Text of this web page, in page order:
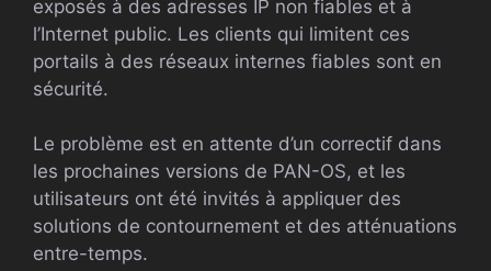
exposés à des adresses IP non fiables et à
l’Internet public. Les clients qui limitent ces
portails à des réseaux internes fiables sont en
sécurité.
Le problème est en attente d’un correctif dans
les prochaines versions de PAN-OS, et les
utilisateurs ont été invités à appliquer des
solutions de contournement et des atténuations
entre-temps.